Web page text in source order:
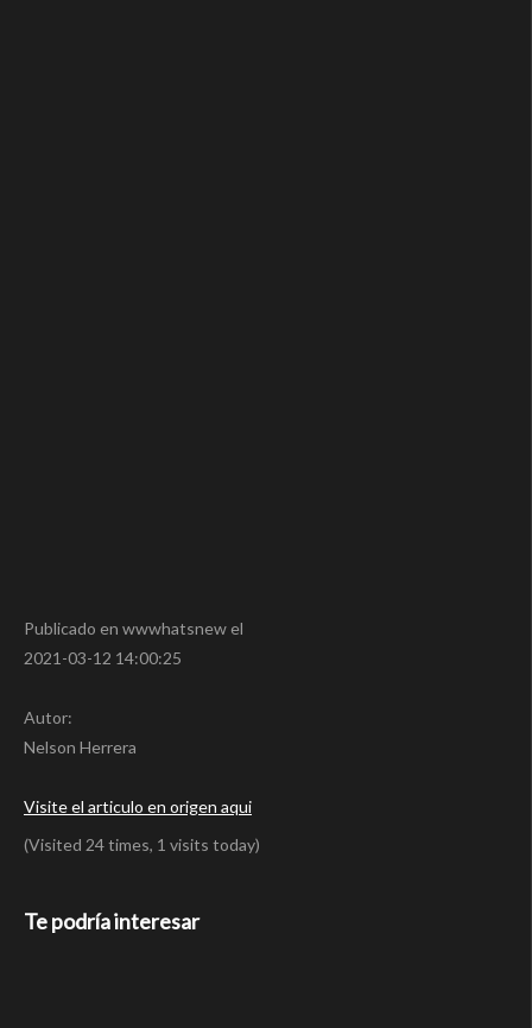
Publicado en wwwhatsnew el
2021-03-12 14:00:25
Autor:
Nelson Herrera
Visite el articulo en origen aqui
(Visited 24 times, 1 visits today)
Te podría interesar